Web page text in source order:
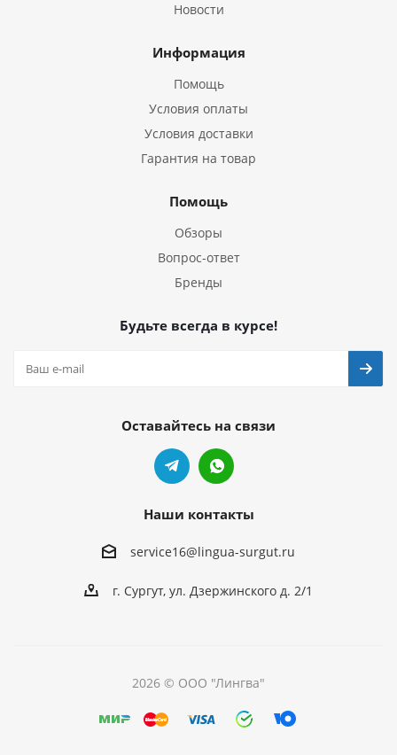
Новости
Информация
Помощь
Условия оплаты
Условия доставки
Гарантия на товар
Помощь
Обзоры
Вопрос-ответ
Бренды
Будьте всегда в курсе!
Оставайтесь на связи
Наши контакты
service16@lingua-surgut.ru
г. Сургут, ул. Дзержинского д. 2/1
2026 © ООО "Лингва"